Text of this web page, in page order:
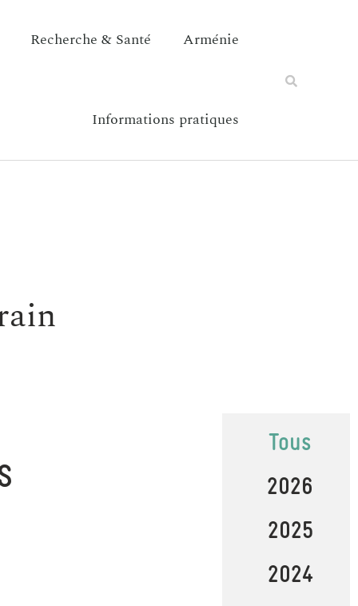
Recherche & Santé Arménie
Informations pratiques
Tous
2026
2025
2024